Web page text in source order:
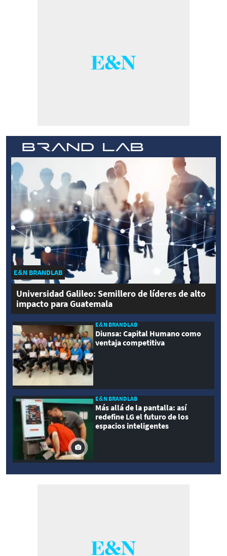
E&N BRANDLAB
Universidad Galileo: Semillero de líderes de alto
impacto para Guatemala
E&N BRANDLAB
Diunsa: Capital Humano como
ventaja competitiva
E&N BRANDLAB
Más allá de la pantalla: así
redefine LG el futuro de los
espacios inteligentes